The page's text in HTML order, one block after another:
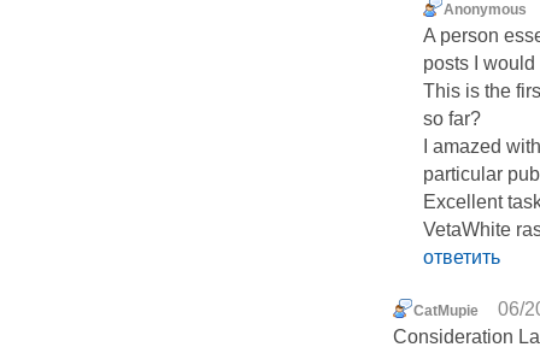
Anonymous
A person
posts I would
This is the
so far?
I amazed
particular
Excellent
VetaWhite
ответить
CatMupie
06/
Consideration